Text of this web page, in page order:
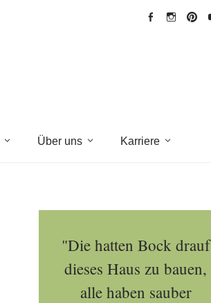
Über uns Karriere
"Die hatten Bock drauf
dieses Haus zu bauen,
alle haben sauber